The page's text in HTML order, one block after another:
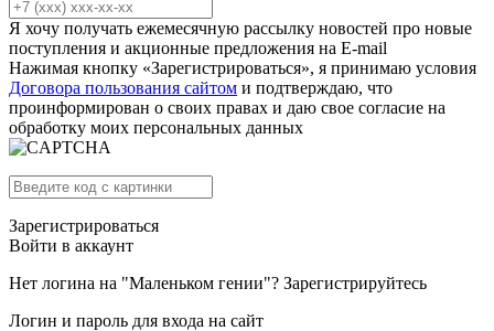
Я хочу получать ежемесячную рассылку новостей про новые
поступления и акционные предложения на E-mail
Нажимая кнопку «Зарегистрироваться», я принимаю условия
Договора пользования сайтом и подтверждаю, что
проинформирован о своих правах и даю свое согласие на
обработку моих персональных данных
Зарегистрироваться
Войти в аккаунт
Нет логина на "Маленьком гении"? Зарегистрируйтесь
Логин и пароль для входа на сайт